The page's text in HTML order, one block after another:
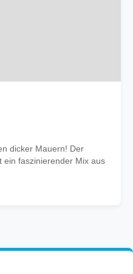
dicker Mauern! Der
ein faszinierender Mix aus